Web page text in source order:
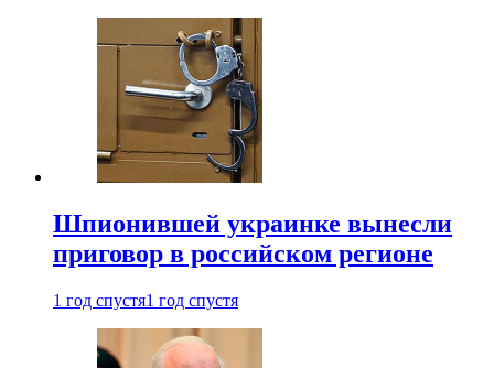
Шпионившей украинке вынесли
приговор в российском регионе
1 год спустя1 год спустя